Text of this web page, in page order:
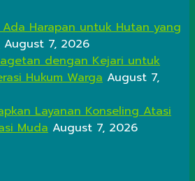
Ada Harapan untuk Hutan yang
August 7, 2026
dengan Kejari untuk
Hukum Warga August 7,
Layanan Konseling Atasi
Muda August 7, 2026